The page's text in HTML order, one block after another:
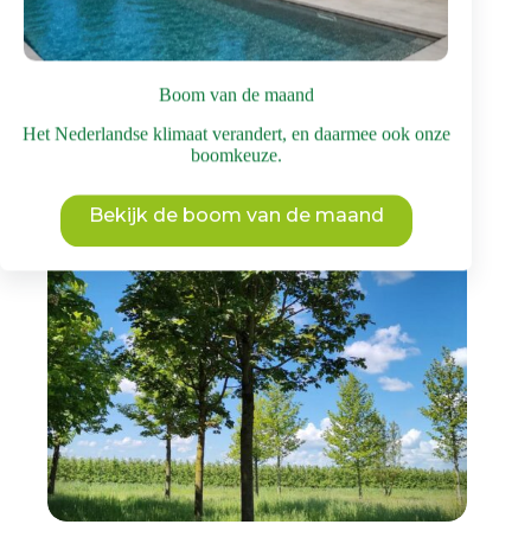
Boom van de maand
Het Nederlandse klimaat verandert, en daarmee ook onze
boomkeuze.
Bekijk de boom van de maand
Bekijk deze boom
Dit
product
heeft
variaties.
optie
kan
worden
op
de
productpagina